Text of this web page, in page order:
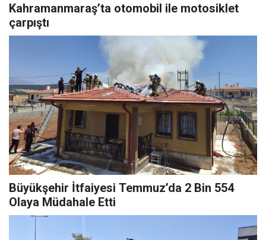
Kahramanmaraş’ta otomobil ile motosiklet
çarpıştı
Büyükşehir İtfaiyesi Temmuz’da 2 Bin 554
Olaya Müdahale Etti